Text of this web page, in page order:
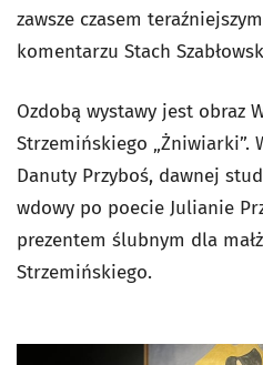
zawsze czasem
komentarzu Stach
Ozdobą wystawy jest obraz
Strzemińskiego „Żniwiarki”.
Danuty Przyboś, dawnej
wdowy po poecie Julianie
prezentem ślubnym dla
Strzemińskiego.